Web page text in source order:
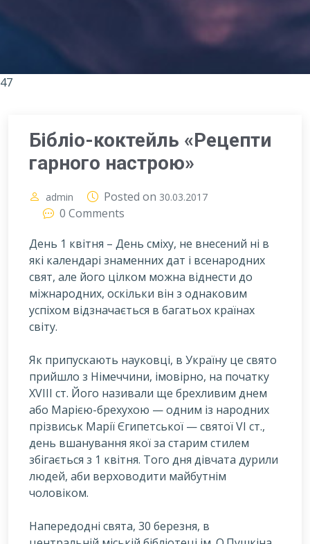
47
Бібліо-коктейль «Рецепти
гарного настрою»
admin Posted on 30.03.2017
0 Comments
День 1 квітня – День сміху, не внесений ні в
які календарі знаменних дат і всенародних
свят, але його цілком можна віднести до
міжнародних, оскільки він з однаковим
успіхом відзначається в багатьох країнах
світу.
Як припускають науковці, в Україну це свято
прийшло з Німеччини, імовірно, на початку
XVIII ст. Його називали ще брехливим днем
або Марією-брехухою — одним із народних
прізвиськ Марії Єгипетської — святої VI ст.,
день вшанування якої за старим стилем
збігається з 1 квітня. Того дня дівчата дурили
людей, аби верховодити майбутнім
чоловіком.
Напередодні свята, 30 березня, в